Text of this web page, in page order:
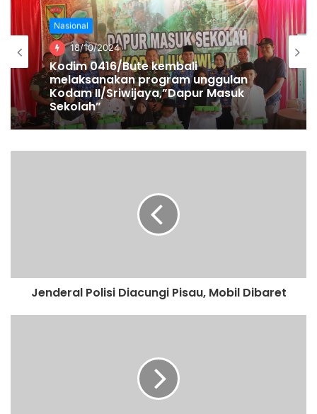
Nasional
18/10/2024
Kodim 0416/Bute kembali
melaksanakan program unggulan
Kodam II/Sriwijaya,”Dapur Masuk
Sekolah”
Pemerintahan
17/10/2024
Silaturahmi Bersama Warga Desa
Jenderal Polisi Diacungi Pisau, Mobil Dibaret